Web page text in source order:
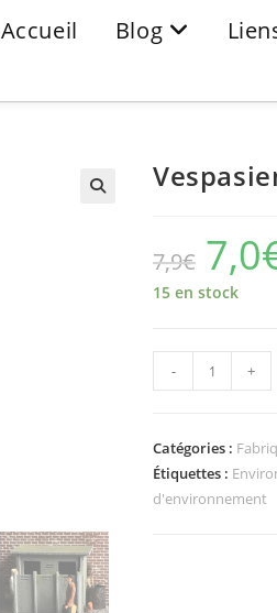
Accueil Blog
7,9€ 7,0
15 en stock
- +
Catégories :
Étiquettes :
d'environnement